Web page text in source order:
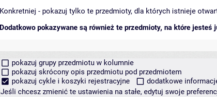
Konkretniej - pokazuj tylko te przedmioty, dla których istnieje
Dodatkowo pokazywane są również te przedmioty, na które jesteś
pokazuj grupy przedmiotu w kolumnie
pokazuj skrócony opis przedmiotu pod przedmiotem
pokazuj cykle i koszyki rejestracyjne
dodatkowe
Jeśli chcesz zmienić te ustawienia na stałe, edytuj swoje